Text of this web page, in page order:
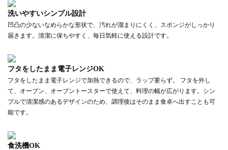
洗いやすいシンプル設計
凹凸の少ないなめらかな形状で、汚れが溜まりにくく、スポンジがしっかり
届きます。清潔に保ちやすく、毎日気軽に使える設計です。
フタをしたまま電子レンジOK
フタをしたまま電子レンジで加熱できるので、ラップ要らず。 フタを外し
て、オーブン、オーブントースターで使えて、料理の幅が広がります。シン
プルで清潔感のあるデザインのため、調理後はそのまま食卓へ出すことも可
能です。
食洗機OK